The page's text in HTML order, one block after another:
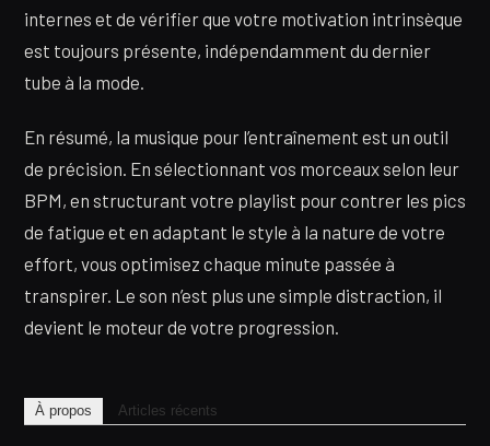
internes et de vérifier que votre motivation intrinsèque
est toujours présente, indépendamment du dernier
tube à la mode.
En résumé, la musique pour l’entraînement est un outil
de précision. En sélectionnant vos morceaux selon leur
BPM, en structurant votre playlist pour contrer les pics
de fatigue et en adaptant le style à la nature de votre
effort, vous optimisez chaque minute passée à
transpirer. Le son n’est plus une simple distraction, il
devient le moteur de votre progression.
À propos Articles récents